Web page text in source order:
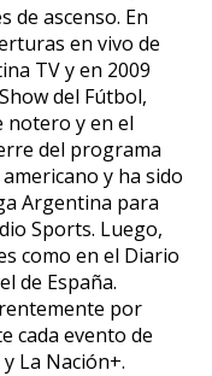
de ascenso. En
en vivo de
TV y en 2009
del Fútbol,
y en el
del programa
y ha sido
Argentina para
Sports. Luego,
como en el Diario
de España.
por
cada evento de
La Nación+.